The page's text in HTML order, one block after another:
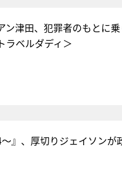
津田、犯罪者のもとに
ラベルダディ＞
』、厚切りジェイソンが